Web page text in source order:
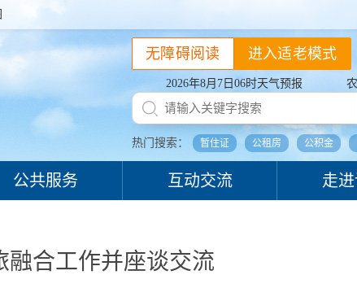
2026年8月7日06时天气预报
热门搜索： 暂住证 公租房 公积金
进入适老模式
无障碍阅读
公共服务 互动交流 走
融合工作并座谈交流